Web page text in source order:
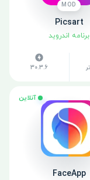
MOD
Picsart
برنامه اندروید
30.3.6
آنلاین
FaceApp